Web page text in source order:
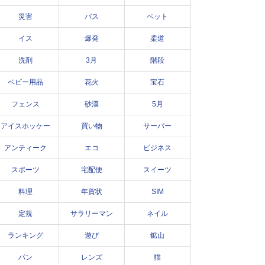
災害 バス ペット
イス 爆発 柔道
洗剤 3月 階段
ベビー用品 花火 宝石
フェンス 砂漠 5月
アイスホッケー 買い物 サーバー
アンティーク エコ ビジネス
スポーツ 宅配便 スイーツ
料理 年賀状 SIM
定規 サラリーマン ネイル
ランキング 遊び 鉱山
パン レンズ 猫